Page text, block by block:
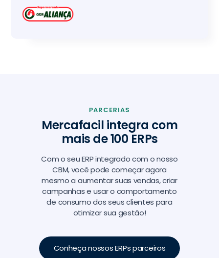
PARCERIAS
Mercafacil integra com
mais de 100 ERPs
Com o seu ERP integrado com o nosso
CBM, você pode começar agora
mesmo a aumentar suas vendas, criar
campanhas e usar o comportamento
de consumo dos seus clientes para
otimizar sua gestão!
Conheça nossos ERPs parceiros